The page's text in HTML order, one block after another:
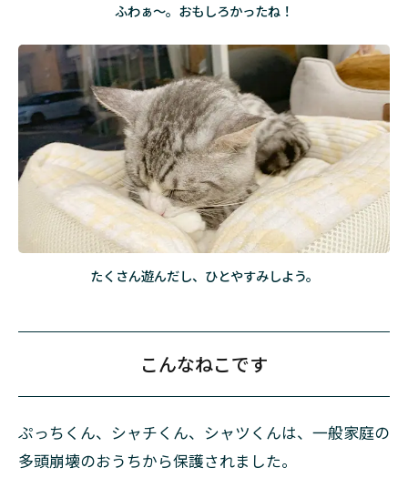
ふわぁ～。おもしろかったね！
たくさん遊んだし、ひとやすみしよう。
こんなねこです
ぷっちくん、シャチくん、シャツくんは、一般家庭の
多頭崩壊のおうちから保護されました。